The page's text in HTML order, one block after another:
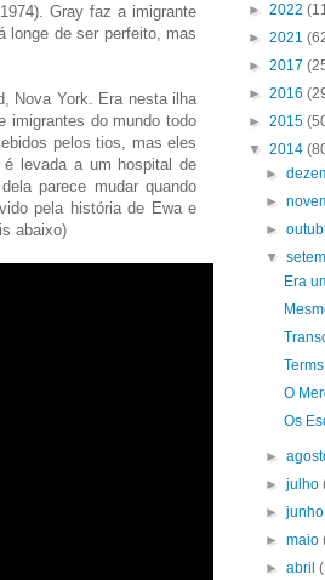
Gray faz a imigrante
longe de ser perfeito, mas
Nova York. Era nesta ilha
imigrantes do mundo todo
pelos tios, mas eles
é levada a um hospital de
parece mudar quando
pela história de Ewa e
abaixo)
► 2022
► 2021
► 2017
► 2016
► 2015
▼ 2014
►
►
►
▼
Era
O
Os
►
►julho
►
►maio
►abril